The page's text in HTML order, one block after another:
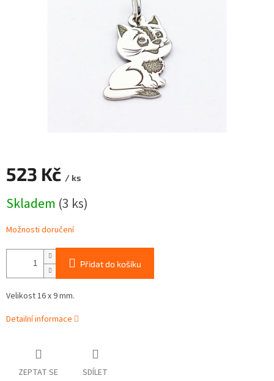
523 Kč / ks
cena:
Skladem (3 ks)
Možnosti doručení
Přidat do košíku
Velikost 16 x 9 mm.
Detailní informace
ZEPTAT SE SDÍLET